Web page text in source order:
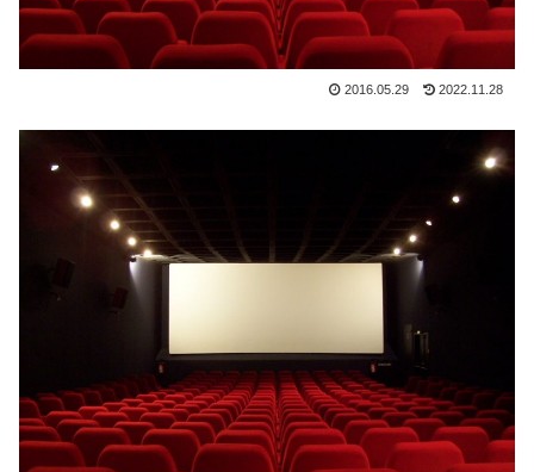
2016.05.29 2022.11.28